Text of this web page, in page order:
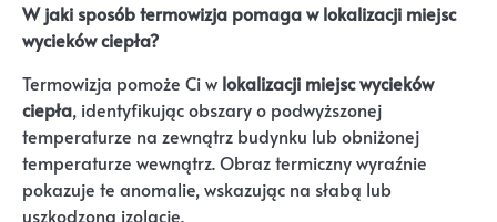
W jaki sposób termowizja pomaga w lokalizacji miejsc
wycieków ciepła?
Termowizja pomoże Ci w lokalizacji miejsc wycieków
ciepła, identyfikując obszary o podwyższonej
temperaturze na zewnątrz budynku lub obniżonej
temperaturze wewnątrz. Obraz termiczny wyraźnie
pokazuje te anomalie, wskazując na słabą lub
uszkodzoną izolację.